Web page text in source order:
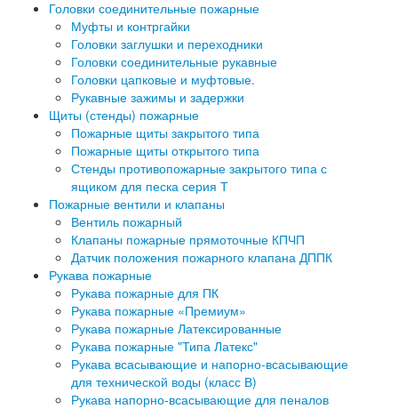
Головки соединительные пожарные
Муфты и контргайки
Головки заглушки и переходники
Головки соединительные рукавные
Головки цапковые и муфтовые.
Рукавные зажимы и задержки
Щиты (стенды) пожарные
Пожарные щиты закрытого типа
Пожарные щиты открытого типа
Стенды противопожарные закрытого типа с
ящиком для песка серия Т
Пожарные вентили и клапаны
Вентиль пожарный
Клапаны пожарные прямоточные КПЧП
Датчик положения пожарного клапана ДППК
Рукава пожарные
Рукава пожарные для ПК
Рукава пожарные «Премиум»
Рукава пожарные Латексированные
Рукава пожарные "Типа Латекс"
Рукава всасывающие и напорно-всасывающие
для технической воды (класс В)
Рукава напорно-всасывающие для пеналов